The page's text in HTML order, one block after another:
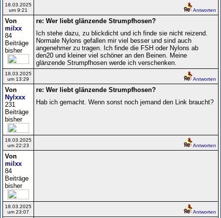
18.03.2025
um 9:21
Antworten
Von
milxx
84
Beiträge
bisher
re: Wer liebt glänzende Strumpfhosen?
Ich stehe dazu, zu blickdicht und ich finde sie nicht reizend.
Normale Nylons gefallen mir viel besser und sind auch
angenehmer zu tragen. Ich finde die FSH oder Nylons ab
den20 und kleiner viel schöner an den Beinen. Meine
glänzende Strumpfhosen werde ich verschenken.
18.03.2025
um 13:29
Antworten
Von
Nylxxx
231
Beiträge
bisher
re: Wer liebt glänzende Strumpfhosen?
Hab ich gemacht. Wenn sonst noch jemand den Link braucht?
18.03.2025
um 22:23
Antworten
Von
milxx
84
Beiträge
bisher
18.03.2025
um 23:07
Antworten